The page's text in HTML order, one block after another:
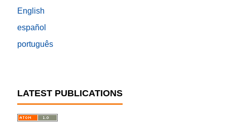
English
español
português
LATEST PUBLICATIONS